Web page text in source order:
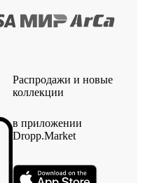
Распродажи и новые
коллекции
в приложении
Dropp.Market